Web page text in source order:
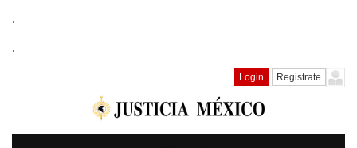
.
.
Login Registrate